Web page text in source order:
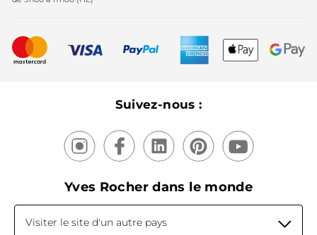
Nouveautés
Recyclage
Suivez-nous :
Yves Rocher dans le monde
Visiter le site d'un autre pays